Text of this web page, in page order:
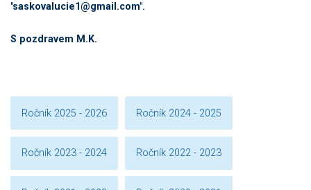
"saskovalucie1@gmail.com".
S pozdravem M.K.
Ročník 2025 - 2026 Ročník 2024 - 2025
Ročník 2023 - 2024 Ročník 2022 - 2023